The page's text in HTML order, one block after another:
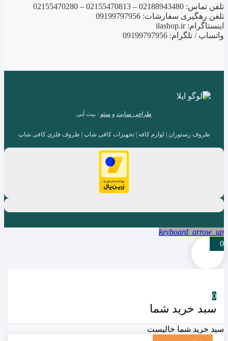
تلفن تماس: 02188943480 – 02155470813 – 02155470280
تلفن رهگیری سفارشات: 09199797956
اینستاگرام: ilashop.ir
واتساپ / تلگرام: 09199797956
طراحی سایت و سئو : بیت آبی
ظروف رستوران | لوازم کافه | تجهیزات کافی شاپ | ظروف فلزی کافی شاپ
keyboard_arrow_up
0
0
سبد خرید شما
سبد خرید شما خالیست